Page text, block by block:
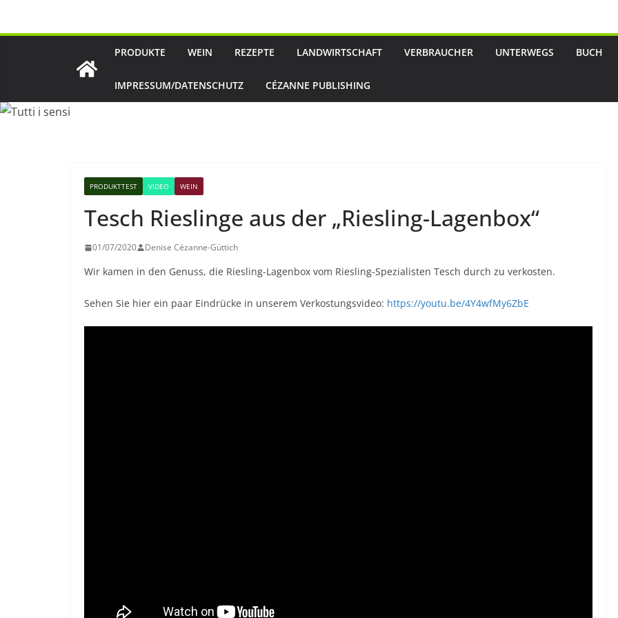
PRODUKTE WEIN REZEPTE LANDWIRTSCHAFT VERBRAUCHER UNTERWEGS BUCH
IMPRESSUM/DATENSCHUTZ CÉZANNE PUBLISHING
PRODUKTTEST VIDEO WEIN
Tesch Rieslinge aus der „Riesling-Lagenbox“
01/07/2020 Denise Cézanne-Güttich
Wir kamen in den Genuss, die Riesling-Lagenbox vom Riesling-Spezialisten Tesch durch zu verkosten.
Sehen Sie hier ein paar Eindrücke in unserem Verkostungsvideo: https://youtu.be/4Y4wfMy6ZbE